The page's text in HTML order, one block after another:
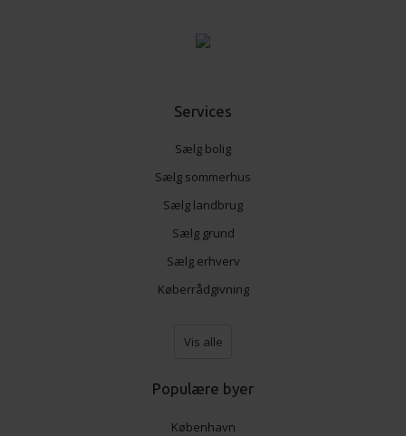
de har indsamlet fra din brug af deres tjenester.
Services
Sælg bolig
Sælg sommerhus
Sælg landbrug
Sælg grund
Sælg erhverv
Køberrådgivning
Vis alle
Populære byer
København